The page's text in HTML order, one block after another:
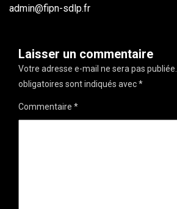
admin@fipn-sdlp.fr
Laisser un commentaire
Votre adresse e-mail ne sera pas publiée.
obligatoires sont indiqués avec*
Commentaire *